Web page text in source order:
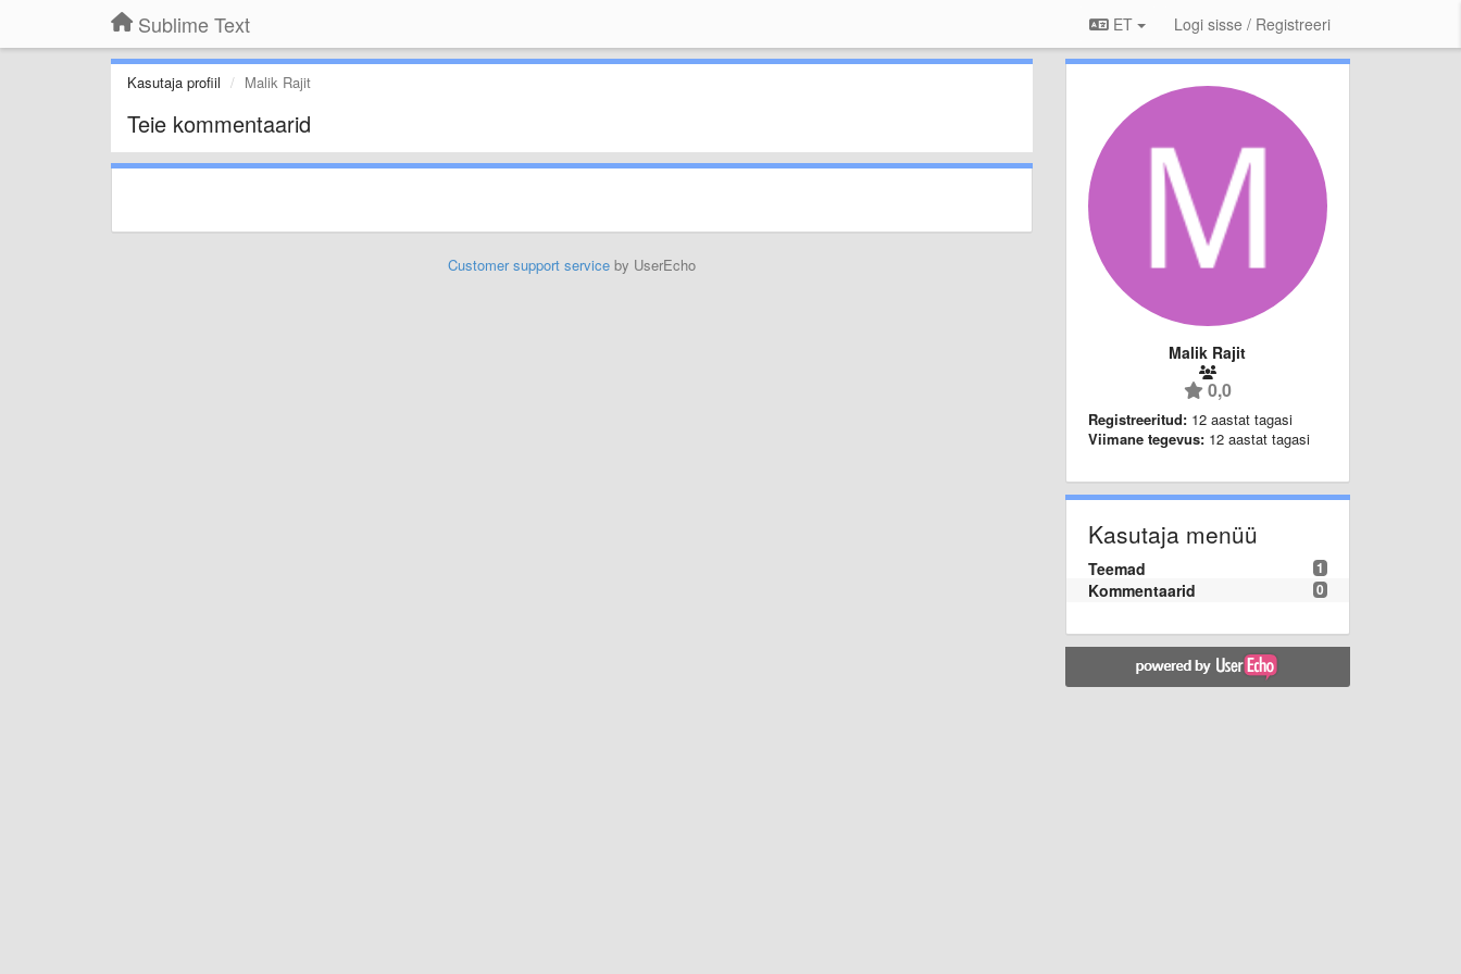
Sublime Text ET Logi sisse / Registreeri
Kasutaja profiil Malik Rajit
Teie kommentaarid
Customer support serviceby UserEcho
Malik Rajit
0,0
Registreeritud: 12 aastat tagasi
Viimane tegevus: 12 aastat tagasi
Kasutaja menüü
1
Teemad
0
Kommentaarid